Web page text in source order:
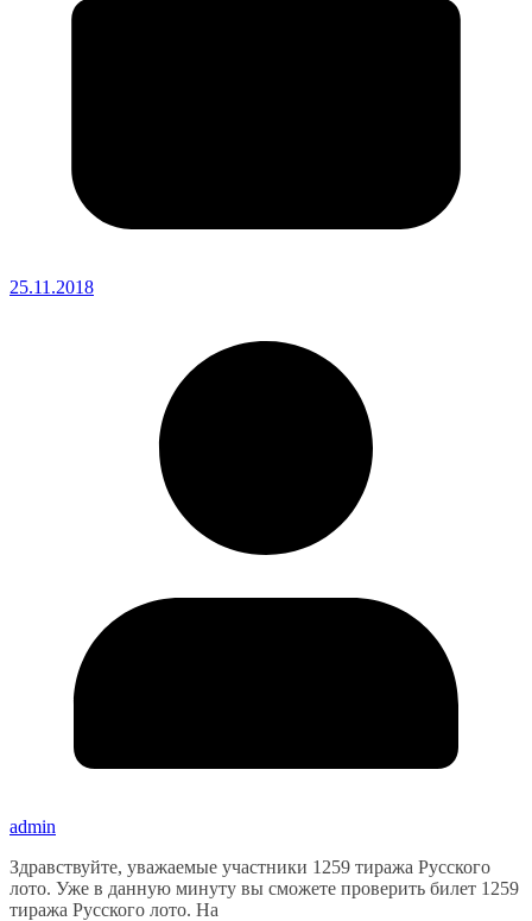
25.11.2018
admin
Здравствуйте, уважаемые участники 1259 тиража Русского
лото. Уже в данную минуту вы сможете проверить билет 1259
тиража Русского лото. На